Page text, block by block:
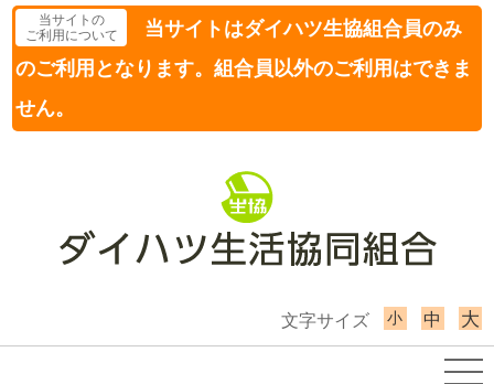
当サイトの
ご利用について
当サイトはダイハツ生協組合員のみ
のご利用となります。組合員以外のご利用はできま
せん。
文字サイズ 小 中 大